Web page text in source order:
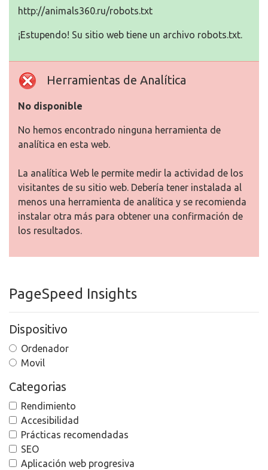
http://animals360.ru/robots.txt
¡Estupendo! Su sitio web tiene un archivo robots.txt.
Herramientas de Analítica
No disponible
No hemos encontrado ninguna herramienta de
analítica en esta web.
La analítica Web le permite medir la actividad de los
visitantes de su sitio web. Debería tener instalada al
menos una herramienta de analítica y se recomienda
instalar otra más para obtener una confirmación de
los resultados.
PageSpeed Insights
Dispositivo
Ordenador
Movil
Categorias
Rendimiento
Accesibilidad
Prácticas recomendadas
SEO
Aplicación web progresiva